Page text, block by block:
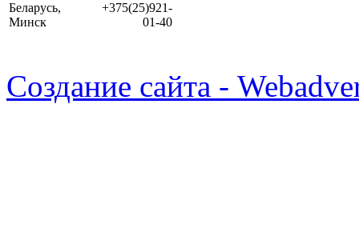
Беларусь,
Минск
+375(25)921-
01-40
Создание сайта -